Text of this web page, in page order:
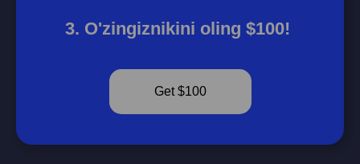
O'zingiznikini oling $100!
Get $100